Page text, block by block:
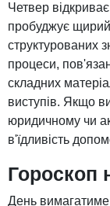
Четвер
пробуджує щирий
структурованих
процеси,
складних
виступів. Якщо
юридичному чи
в'їдливість
Гороскоп
День вимагатиме